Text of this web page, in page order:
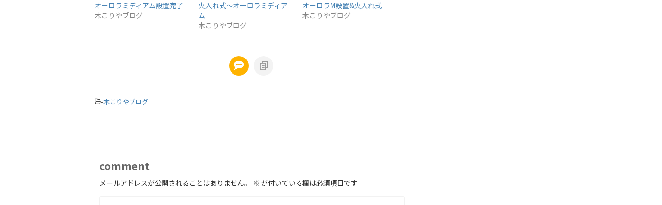
オーロラミディアム設置完了
木こりやブログ
火入れ式～オーロラミディア
ム
木こりやブログ
オーロラM設置&火入れ式
木こりやブログ
-木こりやブログ
comment
メールアドレスが公開されることはありません。 ※ が付いている欄は必須項目です